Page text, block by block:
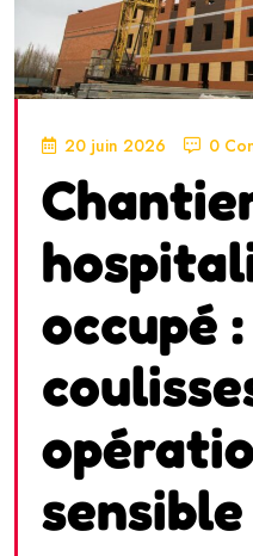
20 juin 2026 0
occupé
sensible